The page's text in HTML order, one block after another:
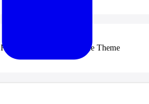
B2B & Wholesale Theme